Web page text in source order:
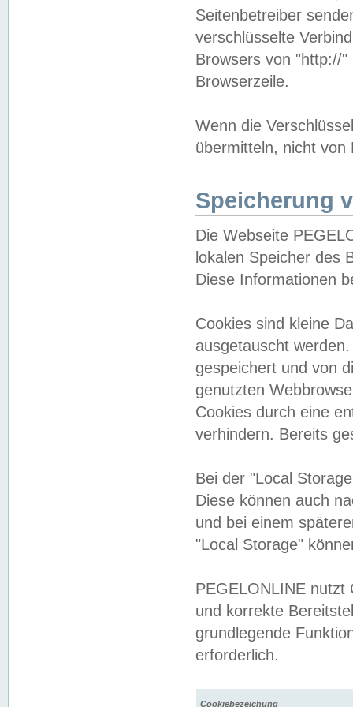
Seitenbetreiber
verschlüsselte
Browsers von "http://
Browserzeile.
Wenn die
übermitteln, nicht von
Speicherung
Die Webseite
lokalen Speicher des
Diese Informationen
Cookies sind kleine
ausgetauscht
gespeichert und von
genutzten
Cookies durch eine
verhindern. Bereits
Bei der "Local
Diese können auch
und bei einem
"Local Storage"
PEGELONLINE nutzt
und korrekte
grundlegende
erforderlich.
Cookiebezeichung